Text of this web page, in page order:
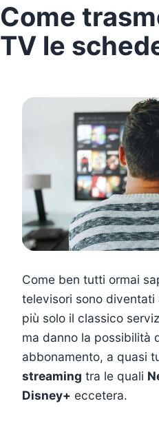
Come
TV le
Come ben tutti ormai
televisori sono diventati
più solo il classico
ma danno la possibilità
abbonamento, a quasi
streaming tra le quali
Disney+ eccetera.